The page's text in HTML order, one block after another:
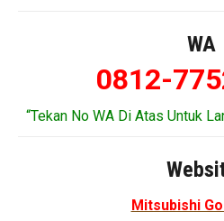
WA
0812-
“Tekan No WA Di Atas Untuk
Mitsubishi